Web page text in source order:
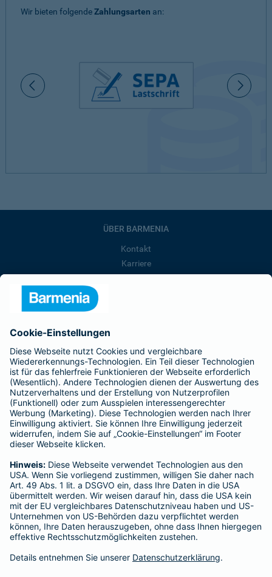
Wir bieten folgendeZahlungsarten an:
ÜBER BARMENIA
Kontakt
Karriere
Presse
Barmenia ist Teil der BarmeniaGothaer
BELIEBTE SEITEN
Kranken-Zusatzversicherung
Tierversicherungen
Haftpflichtversicherung
Hausratversicherung
Adresse ändern
Schaden melden
Kilometerstandsmeldung
Serviceübersicht